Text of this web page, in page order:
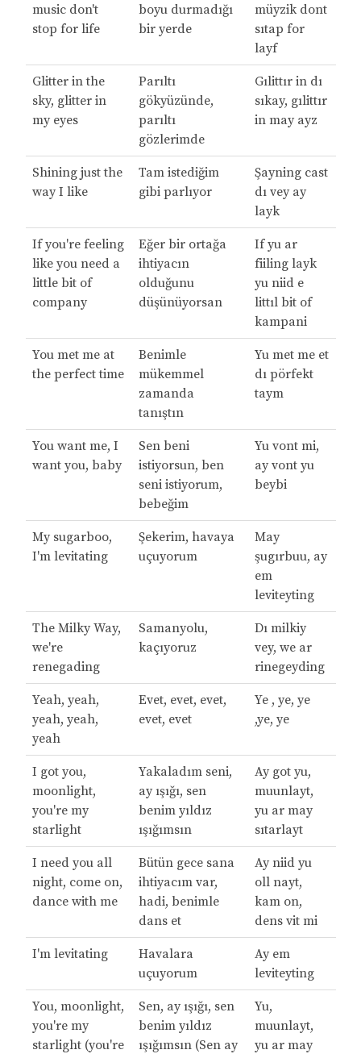
music don't
stop for life
boyu durmadığı
bir yerde
müyzik dont
sıtap for
layf
Glitter in the
sky, glitter in
my eyes
Parıltı
gökyüzünde,
parıltı
gözlerimde
Gılittır in dı
sıkay, gılittır
in may ayz
Shining just the
way I like
Tam istediğim
gibi parlıyor
Şayning cast
dı vey ay
layk
If you're feeling
like you need a
little bit of
company
Eğer bir ortağa
ihtiyacın
olduğunu
düşünüyorsan
If yu ar
fiiling layk
yu niid e
littıl bit of
kampani
You met me at
the perfect time
Benimle
mükemmel
zamanda
tanıştın
Yu met me et
dı pörfekt
taym
You want me, I
want you, baby
Sen beni
istiyorsun, ben
seni istiyorum,
bebeğim
Yu vont mi,
ay vont yu
beybi
My sugarboo,
I'm levitating
Şekerim, havaya
uçuyorum
May
şugırbuu, ay
em
leviteyting
The Milky Way,
we're
renegading
Samanyolu,
kaçıyoruz
Dı milkiy
vey, we ar
rinegeyding
Yeah, yeah,
yeah, yeah,
yeah
Evet, evet, evet,
evet, evet
Ye , ye, ye
,ye, ye
I got you,
moonlight,
you're my
starlight
Yakaladım seni,
ay ışığı, sen
benim yıldız
ışığımsın
Ay got yu,
muunlayt,
yu ar may
sıtarlayt
I need you all
night, come on,
dance with me
Bütün gece sana
ihtiyacım var,
hadi, benimle
dans et
Ay niid yu
oll nayt,
kam on,
dens vit mi
I'm levitating
Havalara
uçuyorum
Ay em
leviteyting
You, moonlight,
you're my
starlight (you're
Sen, ay ışığı, sen
benim yıldız
ışığımsın (Sen ay
Yu,
muunlayt,
yu ar may